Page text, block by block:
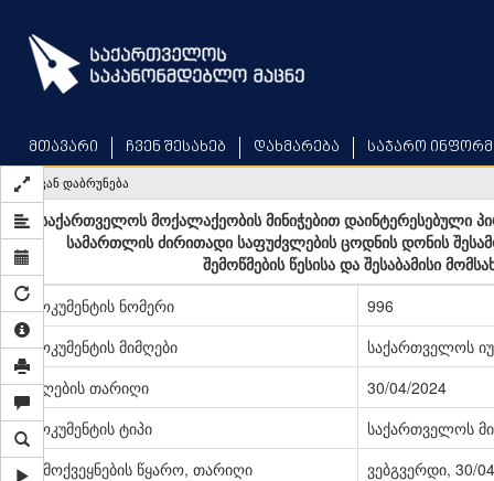
main
content
მთავარი ჩვენ შესახებ დახმარება საჯარო
უკან დაბრუნება
საქართველოს მოქალაქეობის მინიჭებით დაინტერესებული
სამართლის ძირითადი საფუძვლების ცოდნის დონის
შემოწმების წესისა და შესაბამისი
დოკუმენტის ნომერი
996
დოკუმენტის მიმღები
საქართველოს
მიღების თარიღი
30/04/2024
დოკუმენტის ტიპი
საქართველოს
გამოქვეყნების წყარო, თარიღი
ვებგვერდი, 30/